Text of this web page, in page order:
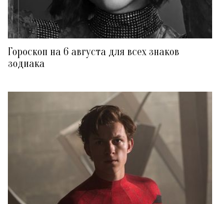
Гороскоп на 6 августа для всех знаков
зодиака